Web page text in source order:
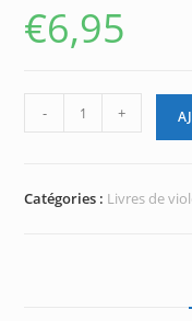
€6,95
quantité
de
String
- +
Catégories : Livres de